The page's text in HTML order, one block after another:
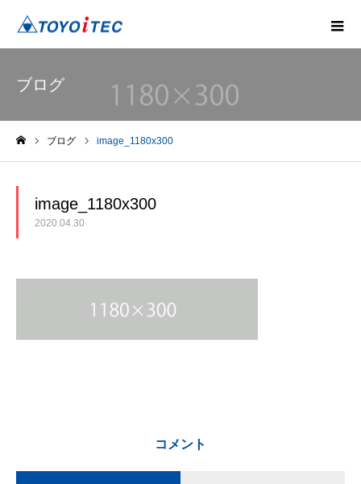
ブログ
ブログ image_1180x300
image_1180x300
2020.04.30
コメント